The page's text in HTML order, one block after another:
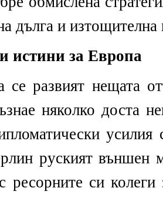
дълга и изтощителна
истини за Европа
се развият нещата
няколко доста
усилия
руският външен
ресорните си колеги